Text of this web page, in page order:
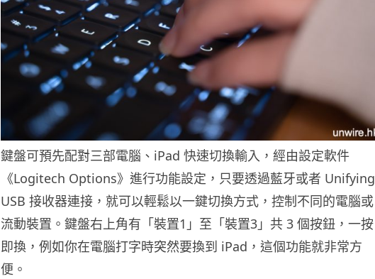
鍵盤可預先配對三部電腦、iPad 快速切換輸入，經由設定軟件
《Logitech Options》進行功能設定，只要透過藍牙或者 Unifying
USB 接收器連接，就可以輕鬆以一鍵切換方式，控制不同的電腦或
流動裝置。鍵盤右上角有「裝置1」至「裝置3」共 3 個按鈕，一按
即換，例如你在電腦打字時突然要換到 iPad，這個功能就非常方
便。